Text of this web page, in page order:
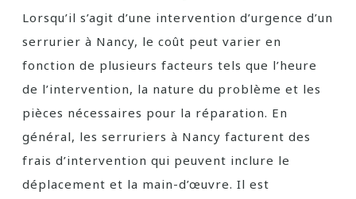
Lorsqu’il s’agit d’une intervention d’urgence d’un
serrurier à Nancy, le coût peut varier en
fonction de plusieurs facteurs tels que l’heure
de l’intervention, la nature du problème et les
pièces nécessaires pour la réparation. En
général, les serruriers à Nancy facturent des
frais d’intervention qui peuvent inclure le
déplacement et la main-d’œuvre. Il est